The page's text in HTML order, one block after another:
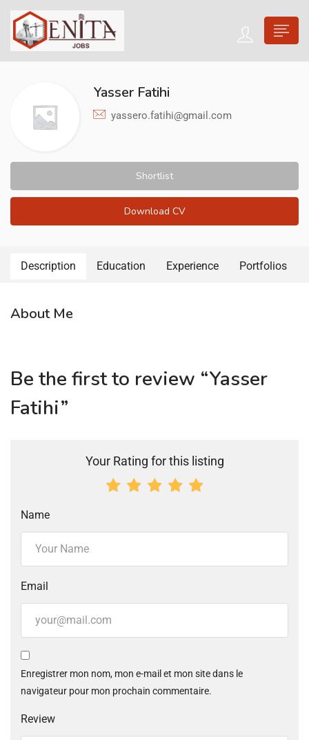
Yasser Fatihi
yassero.fatihi@gmail.com
Shortlist
Download CV
Description Education Experience Portfolios
About Me
Be the first to review “Yasser
Fatihi”
Your Rating for this listing
Name
Email
Enregistrer mon nom, mon e-mail et mon site dans le
navigateur pour mon prochain commentaire.
Review